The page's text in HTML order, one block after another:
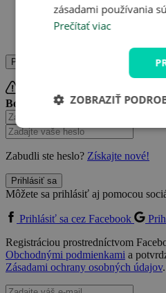
Zbierajte kredity
Ukladajte si obľúbené
Prihláste sa
Bohužiaľ, tieto údaje nie sú
Zabudli ste heslo? Získajte nové!
Prihlásiť sa
Môžete sa prihlásiť aj pomocou
Prihlásiť sa cez Facebook
Registráciou prostredníctvom
Obchodnými podmienkami a
Zásadami ochrany osobných údajov.
zásadami používania
Prečítať viac
ZOBRAZIŤ